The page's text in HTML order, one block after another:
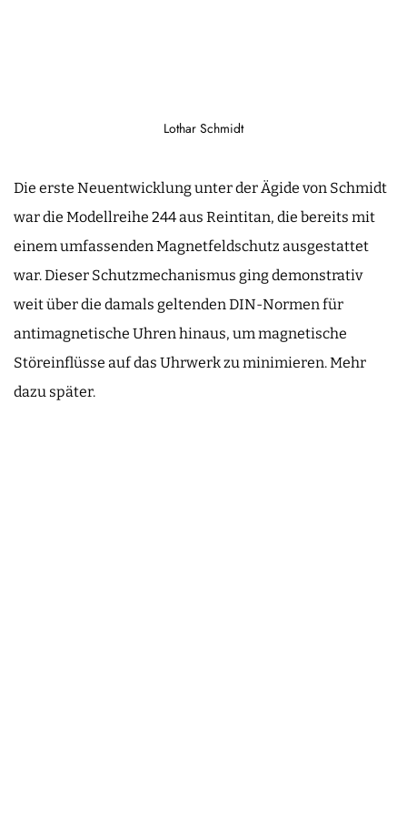
Lothar Schmidt
Die erste Neuentwicklung unter der Ägide von Schmidt
war die Modellreihe 244 aus Reintitan, die bereits mit
einem umfassenden Magnetfeldschutz ausgestattet
war. Dieser Schutzmechanismus ging demonstrativ
weit über die damals geltenden DIN-Normen für
antimagnetische Uhren hinaus, um magnetische
Störeinflüsse auf das Uhrwerk zu minimieren. Mehr
dazu später.